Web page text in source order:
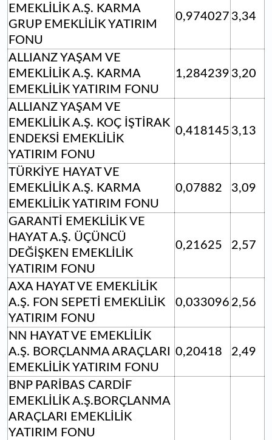
EMEKLİLİK A.Ş. KARMA
GRUP EMEKLİLİK YATIRIM
FONU
0,974027 3,34
ALLIANZ YAŞAM VE
EMEKLİLİK A.Ş. KARMA
EMEKLİLİK YATIRIM FONU
1,284239 3,20
ALLIANZ YAŞAM VE
EMEKLİLİK A.Ş. KOÇ İŞTİRAK
ENDEKSİ EMEKLİLİK
YATIRIM FONU
0,418145 3,13
TÜRKİYE HAYAT VE
EMEKLİLİK A.Ş. KARMA
EMEKLİLİK YATIRIM FONU
0,07882 3,09
GARANTİ EMEKLİLİK VE
HAYAT A.Ş. ÜÇÜNCÜ
DEĞİŞKEN EMEKLİLİK
YATIRIM FONU
0,21625 2,57
AXA HAYAT VE EMEKLİLİK
A.Ş. FON SEPETİ EMEKLİLİK
YATIRIM FONU
0,033096 2,56
NN HAYAT VE EMEKLİLİK
A.Ş. BORÇLANMA ARAÇLARI
EMEKLİLİK YATIRIM FONU
0,20418 2,49
BNP PARİBAS CARDİF
EMEKLİLİK A.Ş.BORÇLANMA
ARAÇLARI EMEKLİLİK
YATIRIM FONU